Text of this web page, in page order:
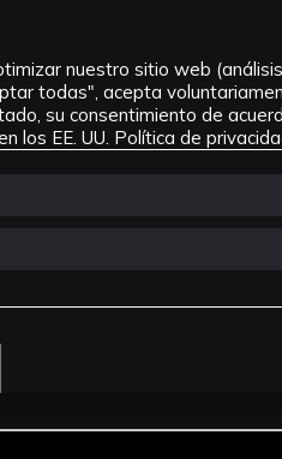
nuestro sitio web
todas", acepta
su consentimiento de
los EE. UU. Política de